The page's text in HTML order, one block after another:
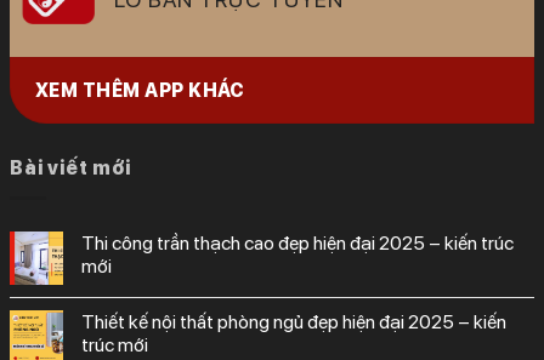
XEM THÊM APP KHÁC
Bài viết mới
thi công trần thạch cao đẹp hiện đại 2025 – kiến trúc
mới
thiết kế nội thất phòng ngủ đẹp hiện đại 2025 – kiến
trúc mới